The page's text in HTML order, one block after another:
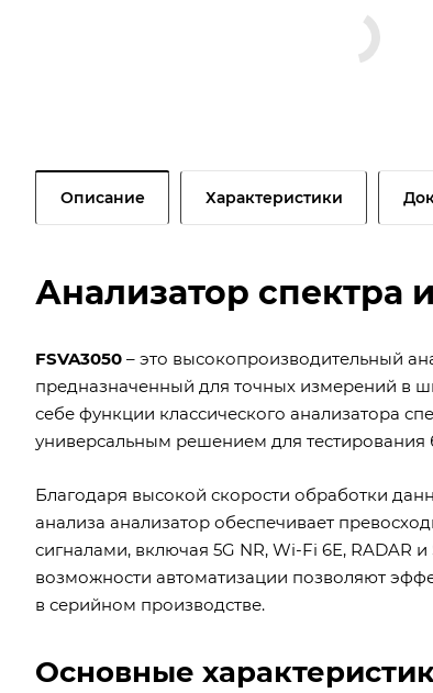
Описание Характеристики
Анализатор спектра
FSVA3050 – это высокопроизводительный
предназначенный для точных измерений в
себе функции классического анализатора
универсальным решением для
Благодаря высокой скорости обработки
анализа анализатор обеспечивает
сигналами, включая 5G NR, Wi-Fi 6E,
возможности автоматизации позволяют
в серийном производстве.
Основные